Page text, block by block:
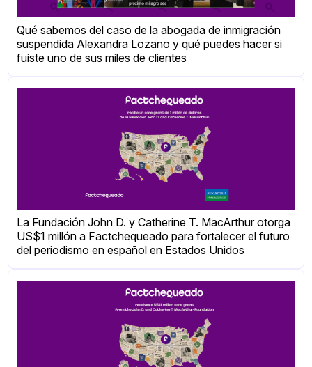
Qué sabemos del caso de la abogada de inmigración
suspendida Alexandra Lozano y qué puedes hacer si
fuiste uno de sus miles de clientes
La Fundación John D. y Catherine T. MacArthur otorga
US$1 millón a Factchequeado para fortalecer el futuro
del periodismo en español en Estados Unidos